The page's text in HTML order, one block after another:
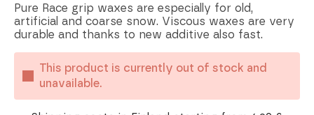
Pure Race grip waxes are especially for old,
artificial and coarse snow. Viscous waxes are very
durable and thanks to new additive also fast.
This product is currently out of stock and
unavailable.